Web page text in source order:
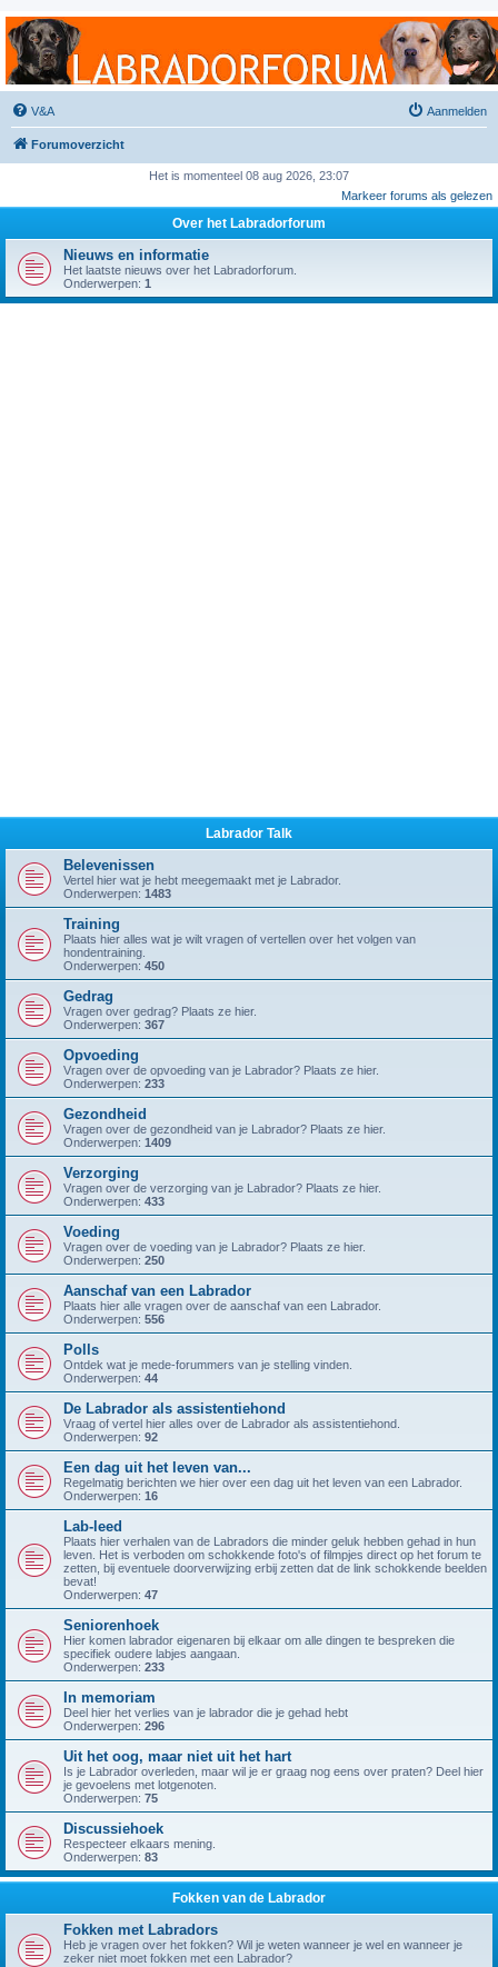
Labradorforum
Het gezelligste Labradorforum van Nederland en België!
V&A Aanmelden
Forumoverzicht
Het is momenteel 08 aug 2026, 23:07
Markeer forums als gelezen
Over het Labradorforum
Nieuws en informatie
Het laatste nieuws over het Labradorforum.
Onderwerpen: 1
Labrador Talk
Belevenissen
Vertel hier wat je hebt meegemaakt met je Labrador.
Onderwerpen: 1483
Training
Plaats hier alles wat je wilt vragen of vertellen over het volgen van
hondentraining.
Onderwerpen: 450
Gedrag
Vragen over gedrag? Plaats ze hier.
Onderwerpen: 367
Opvoeding
Vragen over de opvoeding van je Labrador? Plaats ze hier.
Onderwerpen: 233
Gezondheid
Vragen over de gezondheid van je Labrador? Plaats ze hier.
Onderwerpen: 1409
Verzorging
Vragen over de verzorging van je Labrador? Plaats ze hier.
Onderwerpen: 433
Voeding
Vragen over de voeding van je Labrador? Plaats ze hier.
Onderwerpen: 250
Aanschaf van een Labrador
Plaats hier alle vragen over de aanschaf van een Labrador.
Onderwerpen: 556
Polls
Ontdek wat je mede-forummers van je stelling vinden.
Onderwerpen: 44
De Labrador als assistentiehond
Vraag of vertel hier alles over de Labrador als assistentiehond.
Onderwerpen: 92
Een dag uit het leven van...
Regelmatig berichten we hier over een dag uit het leven van een Labrador.
Onderwerpen: 16
Lab-leed
Plaats hier verhalen van de Labradors die minder geluk hebben gehad in hun
leven. Het is verboden om schokkende foto's of filmpjes direct op het forum te
zetten, bij eventuele doorverwijzing erbij zetten dat de link schokkende beelden
bevat!
Onderwerpen: 47
Seniorenhoek
Hier komen labrador eigenaren bij elkaar om alle dingen te bespreken die
specifiek oudere labjes aangaan.
Onderwerpen: 233
In memoriam
Deel hier het verlies van je labrador die je gehad hebt
Onderwerpen: 296
Uit het oog, maar niet uit het hart
Is je Labrador overleden, maar wil je er graag nog eens over praten? Deel hier
je gevoelens met lotgenoten.
Onderwerpen: 75
Discussiehoek
Respecteer elkaars mening.
Onderwerpen: 83
Fokken van de Labrador
Fokken met Labradors
Heb je vragen over het fokken? Wil je weten wanneer je wel en wanneer je
zeker niet moet fokken met een Labrador?